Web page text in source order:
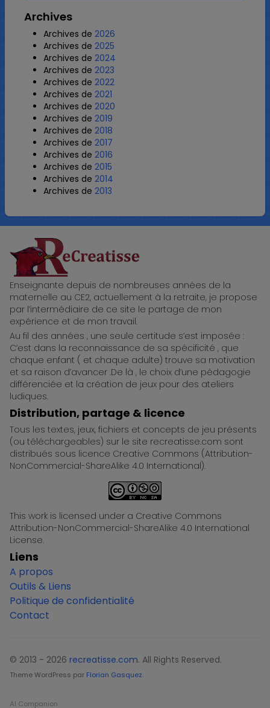
Archives
Archives de 2026
Archives de 2025
Archives de 2024
Archives de 2023
Archives de 2022
Archives de 2021
Archives de 2020
Archives de 2019
Archives de 2018
Archives de 2017
Archives de 2016
Archives de 2015
Archives de 2014
Archives de 2013
ReCreatisse
Enseignante depuis de nombreuses années de la
maternelle au CE2, actuellement à la retraite, je propose
par l’intermédiaire de ce site le partage de mon
expérience et de mon travail.
Au fil des années , une seule certitude s’est imposée :
C’est dans la reconnaissance de sa spécificité , que
chaque enfant ( et chaque adulte) trouve sa motivation
et sa raison d’avancer .De là , le choix d’une pédagogie
différenciée et la création de jeux pour des ateliers
ludiques.
Distribution, partage & licence
Tous les textes, jeux, fichiers et concepts de jeu présents
(ou téléchargeables) sur le site recreatisse.com sont
distribués sous licence Creative Commons (Attribution-
NonCommercial-ShareAlike 4.0 International).
This work is licensed under a Creative Commons
Attribution-NonCommercial-ShareAlike 4.0 International
License.
Liens
A propos
Outils & Liens
Politique de confidentialité
Contact
© 2013 - 2026 recreatisse.com. All Rights Reserved.
Theme WordPress par Florian Gasquez.
AI Companion